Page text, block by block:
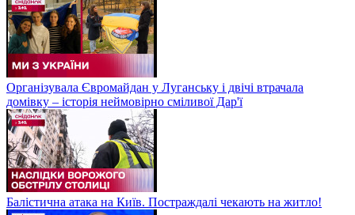
Організувала Євромайдан у Луганську і двічі втрачала
домівку – історія неймовірно сміливої Дар'ї
Балістична атака на Київ. Постраждалі чекають на житло!